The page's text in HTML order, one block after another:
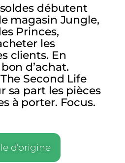
débutent
magasin Jungle,
Princes,
les
clients. En
d’achat.
Second Life
sa part les pièces
à porter. Focus.
d’origine